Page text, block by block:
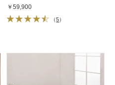
￥59,900
（5）